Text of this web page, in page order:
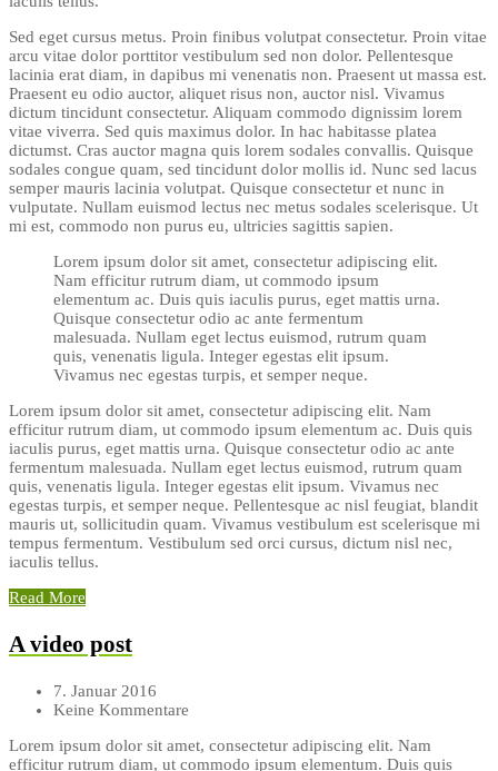
Sed eget cursus metus. Proin finibus volutpat consectetur. Proin vitae
arcu vitae dolor porttitor vestibulum sed non dolor. Pellentesque
lacinia erat diam, in dapibus mi venenatis non. Praesent ut massa est.
Praesent eu odio auctor, aliquet risus non, auctor nisl. Vivamus
dictum tincidunt consectetur. Aliquam commodo dignissim lorem
vitae viverra. Sed quis maximus dolor. In hac habitasse platea
dictumst. Cras auctor magna quis lorem sodales convallis. Quisque
sodales congue quam, sed tincidunt dolor mollis id. Nunc sed lacus
semper mauris lacinia volutpat. Quisque consectetur et nunc in
vulputate. Nullam euismod lectus nec metus sodales scelerisque. Ut
mi est, commodo non purus eu, ultricies sagittis sapien.
Lorem ipsum dolor sit amet, consectetur adipiscing elit.
Nam efficitur rutrum diam, ut commodo ipsum
elementum ac. Duis quis iaculis purus, eget mattis urna.
Quisque consectetur odio ac ante fermentum
malesuada. Nullam eget lectus euismod, rutrum quam
quis, venenatis ligula. Integer egestas elit ipsum.
Vivamus nec egestas turpis, et semper neque.
Lorem ipsum dolor sit amet, consectetur adipiscing elit. Nam
efficitur rutrum diam, ut commodo ipsum elementum ac. Duis quis
iaculis purus, eget mattis urna. Quisque consectetur odio ac ante
fermentum malesuada. Nullam eget lectus euismod, rutrum quam
quis, venenatis ligula. Integer egestas elit ipsum. Vivamus nec
egestas turpis, et semper neque. Pellentesque ac nisl feugiat, blandit
mauris ut, sollicitudin quam. Vivamus vestibulum est scelerisque mi
tempus fermentum. Vestibulum sed orci cursus, dictum nisl nec,
iaculis tellus.
Read More
A video post
7. Januar 2016
Keine Kommentare
Lorem ipsum dolor sit amet, consectetur adipiscing elit. Nam
efficitur rutrum diam, ut commodo ipsum elementum. Duis quis